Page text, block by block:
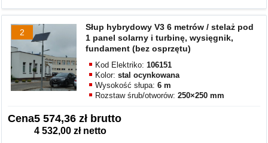
2
Słup hybrydowy V3 6 metrów / stelaż pod
1 panel solarny i turbinę, wysięgnik,
fundament (bez osprzętu)
Kod Elektriko:106151
Kolor:stal ocynkowana
Wysokość słupa:6 m
Rozstaw śrub/otworów:250×250 mm
Cena5 574,36 zł brutto
4 532,00 zł netto